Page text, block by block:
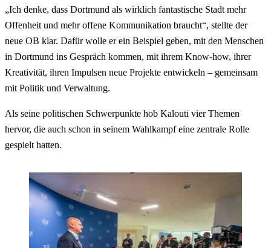
„Ich denke, dass Dortmund als wirklich fantastische Stadt mehr
Offenheit und mehr offene Kommunikation braucht“, stellte der
neue OB klar. Dafür wolle er ein Beispiel geben, mit den Menschen
in Dortmund ins Gespräch kommen, mit ihrem Know-how, ihrer
Kreativität, ihren Impulsen neue Projekte entwickeln – gemeinsam
mit Politik und Verwaltung.
Als seine politischen Schwerpunkte hob Kalouti vier Themen
hervor, die auch schon in seinem Wahlkampf eine zentrale Rolle
gespielt hatten.